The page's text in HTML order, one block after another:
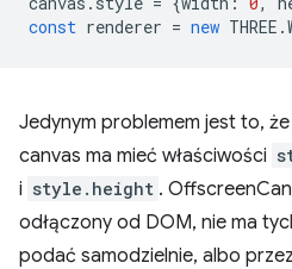
const renderer = new THREE .
Jedynym problemem jest to,
canvas ma mieć właściwości
i style.height .
odłączony od DOM, nie ma
podać samodzielnie, albo